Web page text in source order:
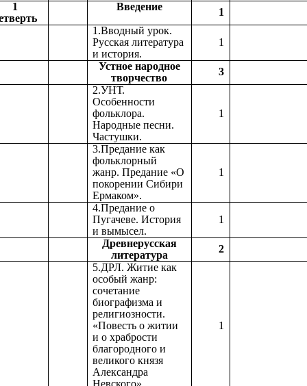
1
Введение
1
1.Вводный урок.
Русская литература
и история.
1
Устное народное
творчество
3
2.УНТ.
Особенности
фольклора.
Народные песни.
Частушки.
1
3.Предание как
фольклорный
жанр. Предание «О
покорении Сибири
Ермаком».
1
4.Предание о
Пугачеве. История
и вымысел.
1
Древнерусская
литература
2
5.ДРЛ. Житие как
особый жанр:
сочетание
биографизма и
религиозности.
«Повесть о житии
и о храбрости
благородного и
великого князя
Александра
1